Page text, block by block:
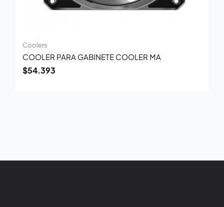
Coolers
COOLER PARA GABINETE COOLER MA
$54.393